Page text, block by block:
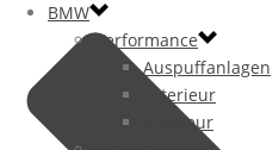
BMW
Performance
Auspuffanlagen
Exterieur
Interieur